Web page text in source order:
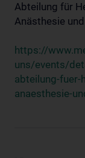
Abteilung für
Anästhesie
https://
uns/events/
abteilung-fuer-
anaesthesie-